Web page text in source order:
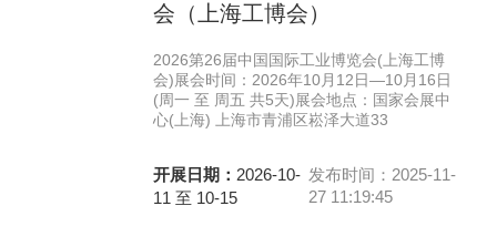
会（上海工博会）
2026第26届中国国际工业博览会(上海工博
会)展会时间：2026年10月12日—10月16日
(周一 至 周五 共5天)展会地点：国家会展中
心(上海) 上海市青浦区崧泽大道33
开展日期： 2026-10-
11 至 10-15
发布时间：2025-11-
27 11:19:45